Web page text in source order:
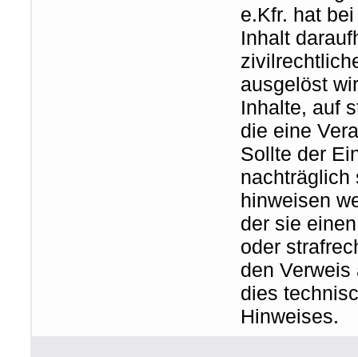
e.Kfr. hat
Inhalt
ausgelöst
Inhalte, auf
die eine
Sollte der
nachträglich
hinweisen
der sie
oder
den
dies
Hinweises.